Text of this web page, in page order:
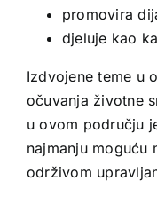
promovira
djeluje kao
Izdvojene teme u
očuvanja životne
u ovom području
najmanju
održivom